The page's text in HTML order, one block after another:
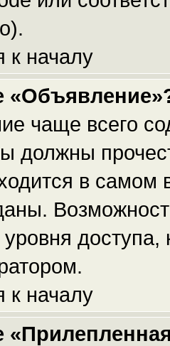
к началу
чаще всего
должны
в
к началу